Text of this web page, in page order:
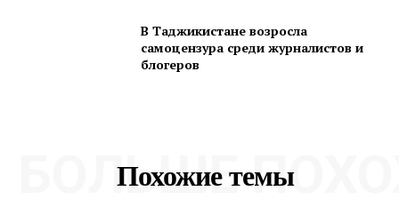
В Таджикистане возросла
самоцензура среди журналистов и
блогеров
Похожие темы
БОЛЬШЕ